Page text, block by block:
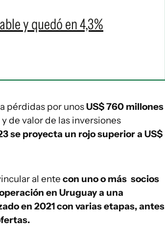
y quedó en 4,3%
pérdidas por unosUS$ 760 millones
de valor de las inversiones
se proyecta un rojo superior a US$
al ente con uno o más socios
en Uruguay a una
en 2021 con varias etapas, antes